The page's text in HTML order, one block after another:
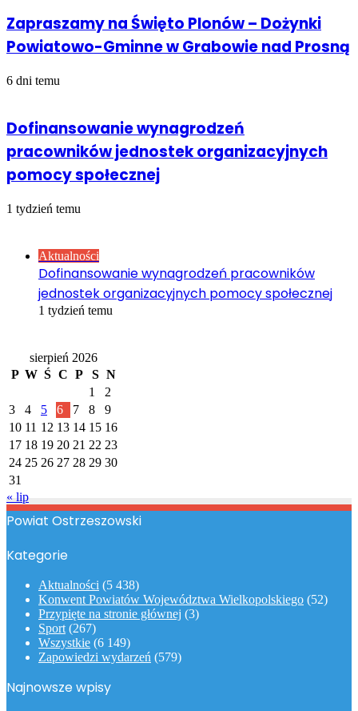
Zapraszamy na Święto Plonów – Dożynki
Powiatowo-Gminne w Grabowie nad Prosną
6 dni temu
Dofinansowanie wynagrodzeń
pracowników jednostek organizacyjnych
pomocy społecznej
1 tydzień temu
Aktualności
Dofinansowanie wynagrodzeń pracowników
jednostek organizacyjnych pomocy społecznej
1 tydzień temu
sierpień 2026
P W Ś C P S N
1
2
3
4 5 6 7 8
9
10 11 12 13 14 15 16
17 18 19 20 21 22 23
24 25 26 27 28 29 30
31
« lip
Powiat Ostrzeszowski
Kategorie
Aktualności (5 438)
Konwent Powiatów Województwa Wielkopolskiego (52)
Przypięte na stronie głównej (3)
Sport (267)
Wszystkie (6 149)
Zapowiedzi wydarzeń (579)
Najnowsze wpisy